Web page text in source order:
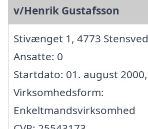
v/Henrik Gustafsson
Stivænget 1, 4773 Stensved
Ansatte: 0
Startdato: 01. august 2000,
Virksomhedsform:
Enkeltmandsvirksomhed